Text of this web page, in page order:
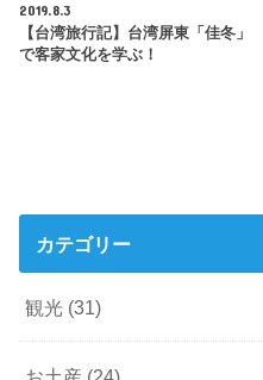
2019.8.3
【台湾旅行記】台湾屏東「佳冬」
で客家文化を学ぶ！
カテゴリー
観光 (31)